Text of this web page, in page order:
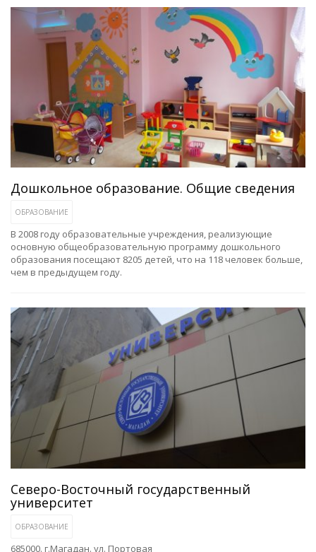
Дошкольное образование. Общие сведения
ОБРАЗОВАНИЕ
В 2008 году образовательные учреждения, реализующие
основную общеобразовательную программу дошкольного
образования посещают 8205 детей, что на 118 человек больше,
чем в предыдущем году.
Северо-Восточный государственный
университет
ОБРАЗОВАНИЕ
685000. г.Магадан. ул. Портовая